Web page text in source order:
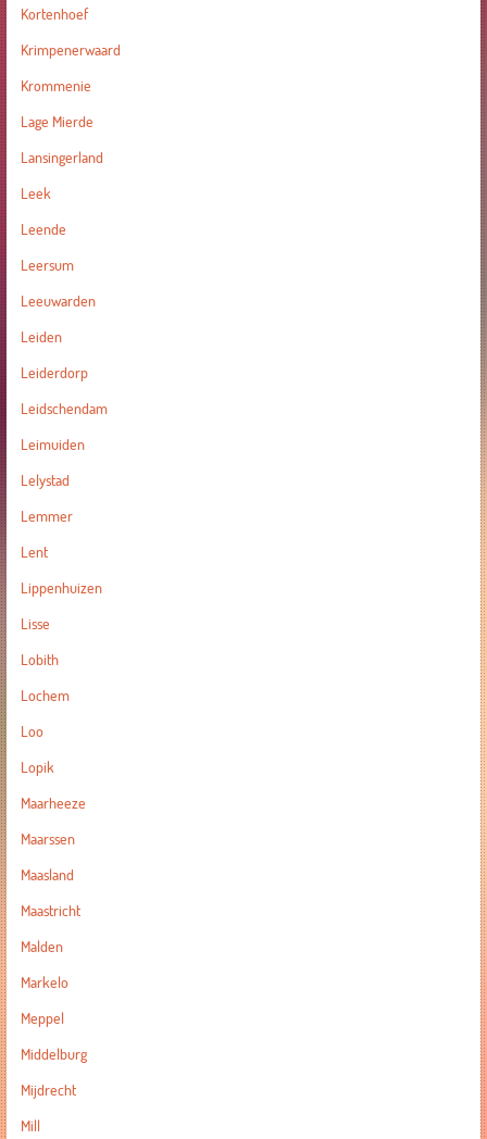
Kortenhoef
Krimpenerwaard
Krommenie
Lage Mierde
Lansingerland
Leek
Leende
Leersum
Leeuwarden
Leiden
Leiderdorp
Leidschendam
Leimuiden
Lelystad
Lemmer
Lent
Lippenhuizen
Lisse
Lobith
Lochem
Loo
Lopik
Maarheeze
Maarssen
Maasland
Maastricht
Malden
Markelo
Meppel
Middelburg
Mijdrecht
Mill